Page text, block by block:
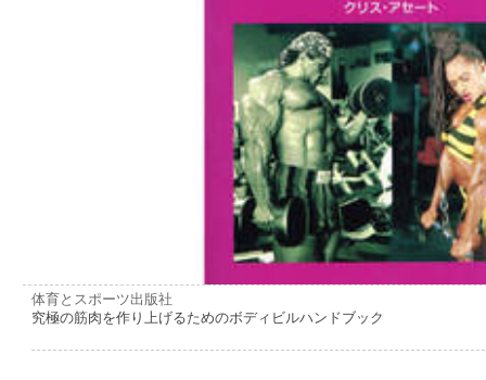
体育とスポーツ出版社
究極の筋肉を作り上げるためのボディビルハンドブック